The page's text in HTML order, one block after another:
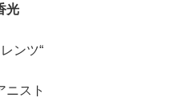
光
ンツ“
ニスト